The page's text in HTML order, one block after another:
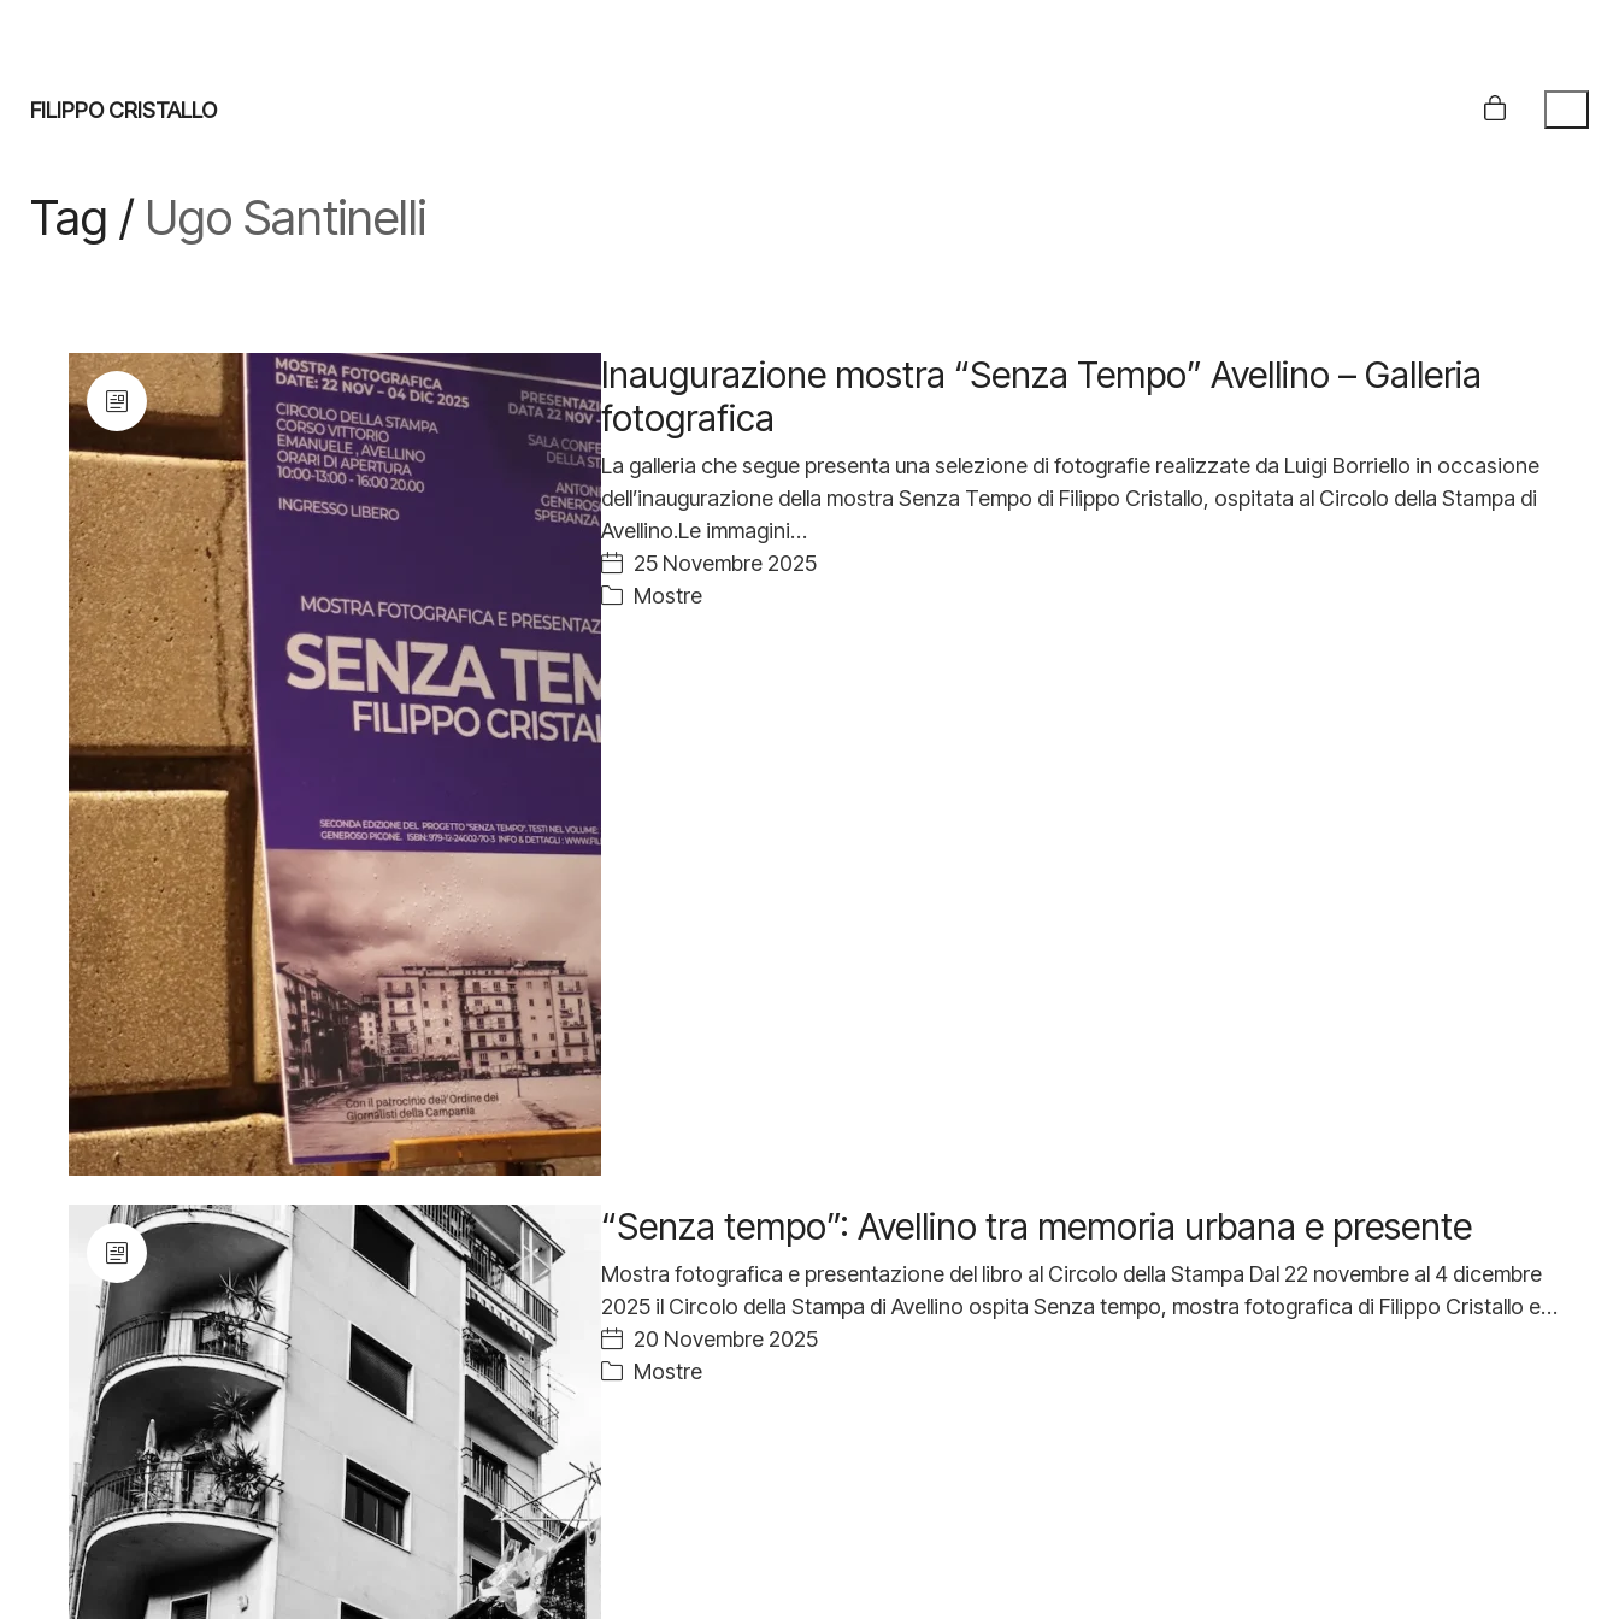
FILIPPO CRISTALLO
Tag / Ugo Santinelli
Inaugurazione mostra “Senza Tempo” Avellino – Galleria
fotografica
La galleria che segue presenta una selezione di fotografie realizzate da Luigi Borriello in occasione
dell’inaugurazione della mostra Senza Tempo di Filippo Cristallo, ospitata al Circolo della Stampa di
Avellino.Le immagini…
25 Novembre 2025
Mostre
“Senza tempo”: Avellino tra memoria urbana e presente
Mostra fotografica e presentazione del libro al Circolo della Stampa Dal 22 novembre al 4 dicembre
2025 il Circolo della Stampa di Avellino ospita Senza tempo, mostra fotografica di Filippo Cristallo e…
20 Novembre 2025
Mostre